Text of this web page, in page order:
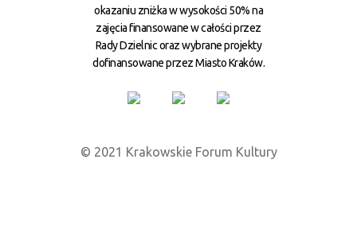
okazaniu zniżka w wysokości 50% na
zajęcia finansowane w całości przez
Rady Dzielnic oraz wybrane projekty
dofinansowane przez Miasto Kraków.
© 2021 Krakowskie Forum Kultury